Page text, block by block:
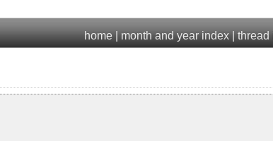
home|month and year index|thread